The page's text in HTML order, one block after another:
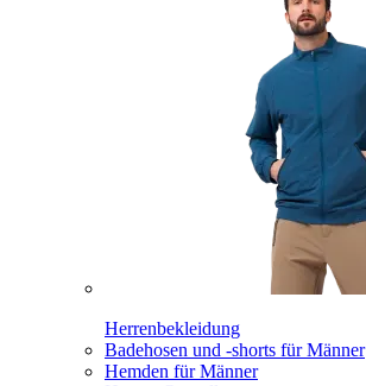
Herrenbekleidung
Badehosen und -shorts für Männer
Hemden für Männer